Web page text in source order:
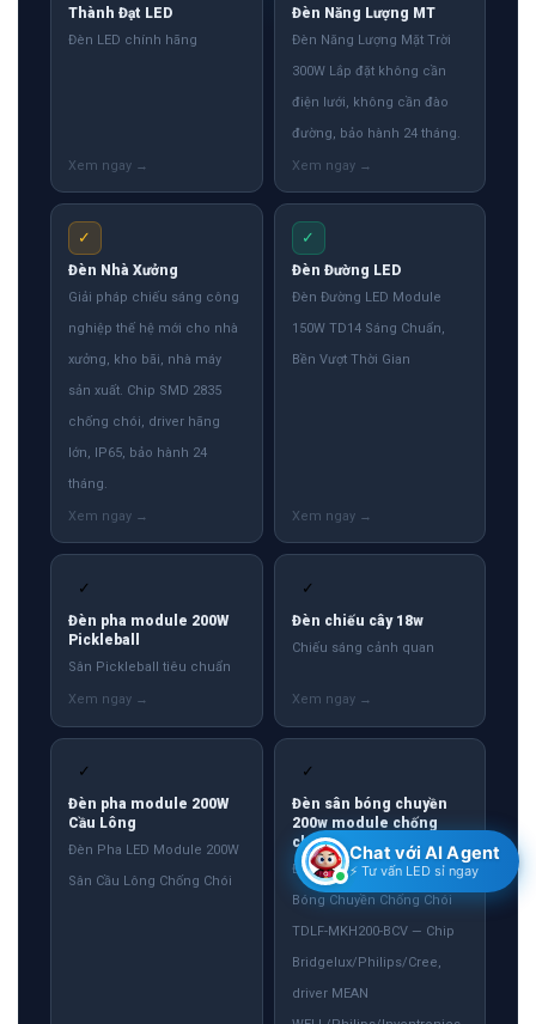
Thành Đạt LED
Đèn LED chính hãng
Đèn Năng Lượng MT
Đèn Năng Lượng Mặt Trời
300W Lắp đặt không cần
điện lưới, không cần đào
đường, bảo hành 24 tháng.
✓
Đèn Nhà Xưởng
Giải pháp chiếu sáng công
nghiệp thế hệ mới cho nhà
xưởng, kho bãi, nhà máy
sản xuất. Chip SMD 2835
chống chói, driver hãng
lớn, IP65, bảo hành 24
tháng.
✓
Đèn Đường LED
Đèn Đường LED Module
150W TD14 Sáng Chuẩn,
Bền Vượt Thời Gian
✓
Đèn pha module 200W
Pickleball
Sân Pickleball tiêu chuẩn
✓
Đèn chiếu cây 18w
Chiếu sáng cảnh quan
✓
Đèn pha module 200W
Cầu Lông
Đèn Pha LED Module 200W
Sân Cầu Lông Chống Chói
✓
Đèn sân bóng chuyền
200w module chống
chói
Đèn Pha LED 200W Sân
Bóng Chuyền Chống Chói
TDLF-MKH200-BCV — Chip
Bridgelux/Philips/Cree,
driver MEAN
Chat với AI Agent
⚡ Tư vấn LED sỉ ngay